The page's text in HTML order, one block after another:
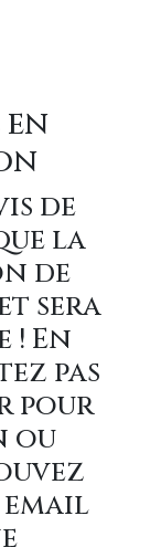
de
la
de
sera
En
pas
pour
ou